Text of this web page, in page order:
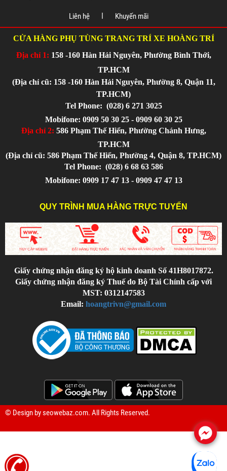
Liên hệ Khuyến mãi
CỬA HÀNG PHỤ TÙNG TRANG TRÍ XE HOÀNG TRÍ
Địa chỉ 1: 158 -160 Hàn Hải Nguyên, Phường Bình Thới,
TP.HCM
(Địa chỉ cũ: 158 -160 Hàn Hải Nguyên, Phường 8, Quận 11,
TP.HCM)
Tel Phone: (028) 6 271 3025
Mobifone: 0909 50 30 25 - 0909 60 30 25
Địa chỉ 2: 586 Phạm Thế Hiển, Phường Chánh Hưng,
TP.HCM
(Địa chỉ cũ: 586 Phạm Thế Hiển, Phường 4, Quận 8, TP.HCM)
Tel Phone: (028) 6 68 63 586
Mobifone: 0909 17 47 13 - 0909 47 47 13
QUY TRÌNH MUA HÀNG TRỰC TUYẾN
Giấy chứng nhận đăng ký hộ kinh doanh Số 41H8017872.
Giấy chứng nhận đăng ký Thuế do Bộ Tài Chính cấp với
MST: 0312147583
Email: hoangtrivn@gmail.com
© Design byseowebaz.com. All Rights Reserved.
.